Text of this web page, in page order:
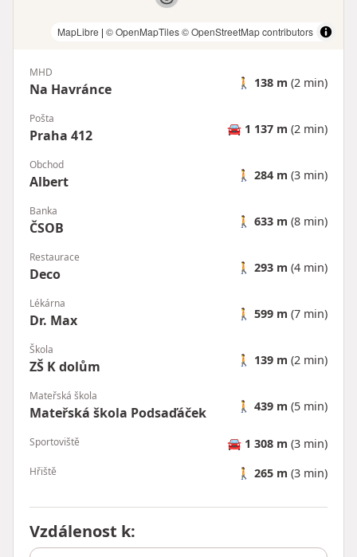
MapLibre | © OpenMapTiles© OpenStreetMap contributors
MHD
Na Havránce 🚶 138 m (2 min)
Pošta
Praha 412 🚘 1 137 m (2 min)
Obchod
Albert 🚶 284 m (3 min)
Banka
ČSOB 🚶 633 m (8 min)
Restaurace
Deco 🚶 293 m (4 min)
Lékárna
Dr. Max 🚶 599 m (7 min)
Škola
ZŠ K dolům 🚶 139 m (2 min)
Mateřská škola
Mateřská škola Podsaďáček 🚶 439 m (5 min)
Sportoviště 🚘 1 308 m (3 min)
Hřiště 🚶 265 m (3 min)
Vzdálenost k: